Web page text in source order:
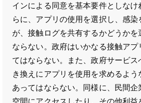
インによる同意を基本要件としなけ
らに、アプリの使用を選択し、感染
が、接触ログを共有するかどうかを
ならない。政府はいかなる接触アプ
てはならない。また、政府サービス
き換えにアプリを使用を求めるよ
あってはならない。同様に、民間企
空間にアクセスしたり、その他利